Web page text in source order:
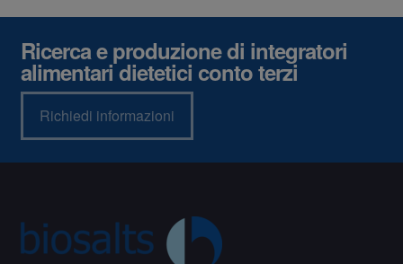
Ricerca e produzione di integratori
alimentari dietetici conto terzi
Richiedi informazioni